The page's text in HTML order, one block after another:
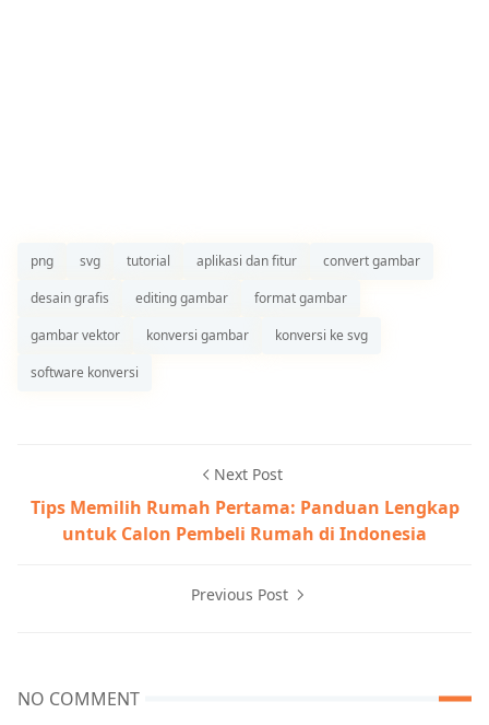
png svg tutorial aplikasi dan fitur
convert gambar
desain grafis
editing gambar
format gambar
gambar vektor
konversi gambar
konversi ke svg
software konversi
Next Post
Tips Memilih Rumah Pertama: Panduan Lengkap
untuk Calon Pembeli Rumah di Indonesia
Previous Post
NO COMMENT